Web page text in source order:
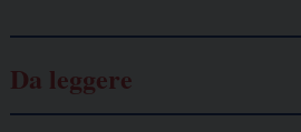
Da leggere